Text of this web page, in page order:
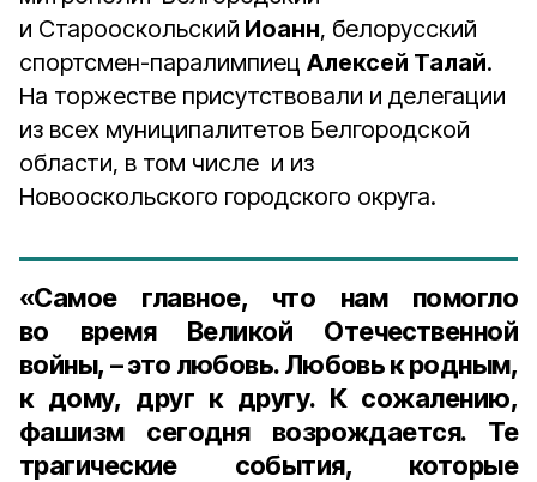
и Старооскольский Иоанн, белорусский
спортсмен-паралимпиец Алексей Талай.
На торжестве присутствовали и делегации
из всех муниципалитетов Белгородской
области, в том числе и из
Новооскольского городского округа.
«Самое главное, что нам помогло
во время Великой Отечественной
войны, – это любовь. Любовь к родным,
к дому, друг к другу. К сожалению,
фашизм сегодня возрождается. Те
трагические события, которые